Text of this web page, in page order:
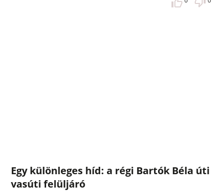
Egy különleges híd: a régi Bartók Béla úti
vasúti felüljáró